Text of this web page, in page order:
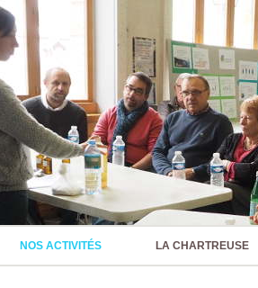
NOS ACTIVITÉS LA CHARTREUSE